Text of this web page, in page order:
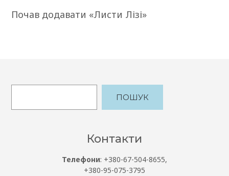
Почав додавати «Листи Лізі»
ПОШУК
Контакти
Телефони: +380-67-504-8655,
+380-95-075-3795